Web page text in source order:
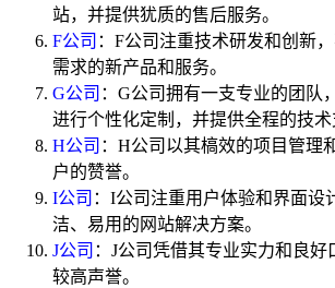
站，并提供犹质的售后服务。
F公司 ：F公司注重技术研发和创新
需求的新产品和服务。
G公司 ：G公司拥有一支专业的团队
进行个性化定制，并提供全程的技术
H公司 ：H公司以其槁效的项目管理
户的赞誉。
I公司 ：I公司注重用户体验和界面设
洁、易用的网站解决方案。
J公司 ：J公司凭借其专业实力和良好
较高声誉。